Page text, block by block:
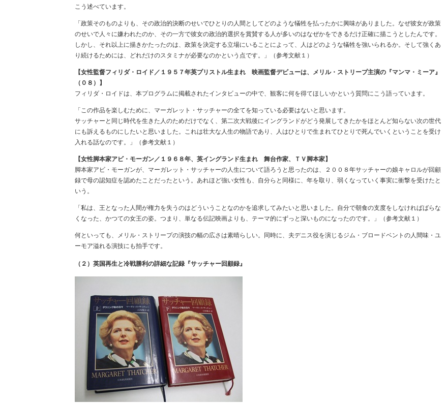
こう述べています。
「政策そのものよりも、その政治的決断のせいでひとりの人間としてどのような犠牲を払ったかに興味がありました。なぜ彼女が政策
のせいで人々に嫌われたのか、その一方で彼女の政治的選択を賞賛する人が多いのはなぜかをできるだけ正確に描こうとしたんです。
しかし、それ以上に描きかたったのは、政策を決定する立場にいることによって、人はどのような犠牲を強いられるか。そして強くあ
り続けるためには、どれだけのスタミナが必要なのかという点です。」（参考文献１）
【女性監督フィリダ・ロイド／１９５７年英プリストル生まれ 映画監督デビューは、メリル・ストリープ主演の『マンマ・ミーア』
（０８）】
フィリダ・ロイドは、本プログラムに掲載されたインタビューの中で、観客に何を得てほしいかという質問にこう語っています。
「この作品を楽しむために、マーガレット・サッチャーの全てを知っている必要はないと思います。
サッチャーと同じ時代を生きた人のためだけでなく、第二次大戦後にイングランドがどう発展してきたかをほとんど知らない次の世代
にも訴えるものにしたいと思いました。これは壮大な人生の物語であり、人はひとりで生まれてひとりで死んでいくということを受け
入れる話なのです。」（参考文献１）
【女性脚本家アビ・モーガン／１９６８年、英イングランド生まれ 舞台作家、ＴＶ脚本家】
脚本家アビ・モーガンが、マーガレット・サッチャーの人生について語ろうと思ったのは、２００８年サッチャーの娘キャロルが回顧
録で母の認知症を認めたことだったという。あれほど強い女性も、自分らと同様に、年を取り、弱くなっていく事実に衝撃を受けたと
いう。
「私は、王となった人間が権力を失うのはどういうことなのかを追求してみたいと思いました。自分で朝食の支度をしなければばらな
くなった、かつての女王の姿。つまり、単なる伝記映画よりも、テーマ的にずっと深いものになったのです。」（参考文献１）
何といっても、メリル・ストリープの演技の幅の広さは素晴らしい。同時に、夫デニス役を演じるジム・ブロードベントの人間味・ユ
ーモア溢れる演技にも拍手です。
（２）英国再生と冷戦勝利の詳細な記録『サッチャー回顧録』